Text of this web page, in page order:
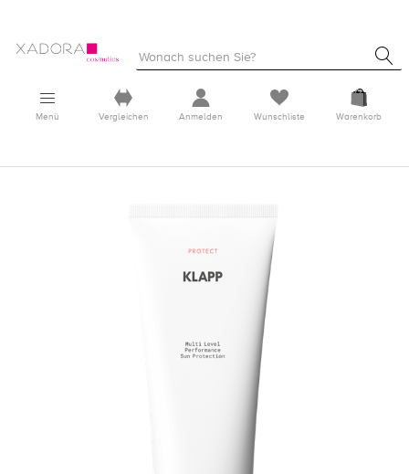
Menü Vergleichen Anmelden Wunschliste Warenkorb